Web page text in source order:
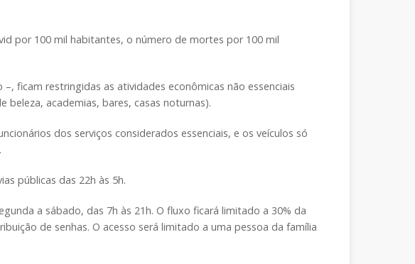
por 100 mil habitantes, o número de mortes por 100 mil
ficam restringidas as atividades econômicas não essenciais
beleza, academias, bares, casas noturnas).
dos serviços considerados essenciais, e os veículos só
públicas das 22h às 5h.
a sábado, das 7h às 21h. O fluxo ficará limitado a 30% da
de senhas. O acesso será limitado a uma pessoa da família